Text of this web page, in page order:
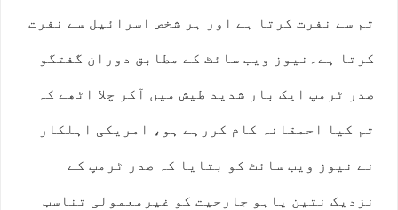
تم سے نفرت کرتا ہے اور ہر شخص اسرائیل سے نفرت
کرتا ہے۔نیوز ویب سائٹ کے مطابق دوران گفتگو
صدر ٹرمپ ایک بار شدید طیش میں آکر چلا اٹھے کہ
تم کیا احمقانہ کام کررہے ہو، امریکی اہلکار
نے نیوز ویب سائٹ کو بتایا کہ صدر ٹرمپ کے
نزدیک نتین یاہو جارحیت کو غیرمعمولی تناسب